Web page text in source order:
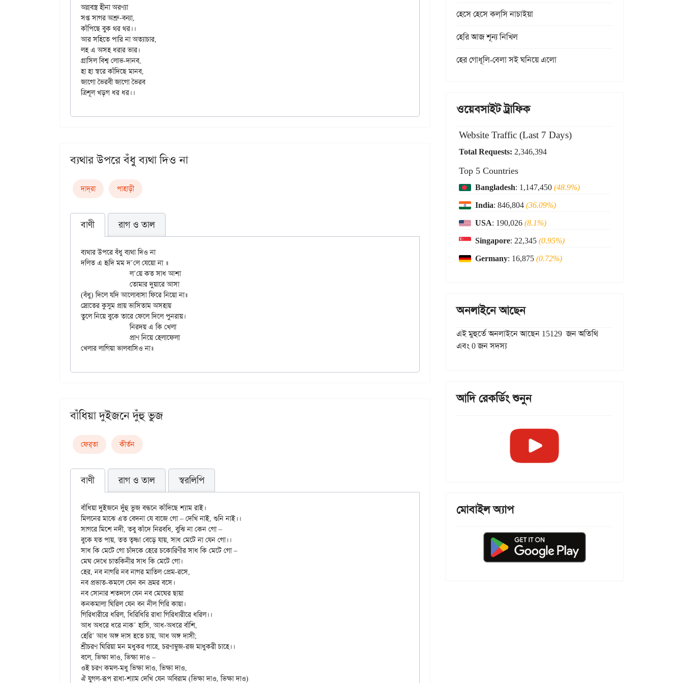
অন্নবস্ত্র হীনা অরণ্যা
সপ্ত সাগর অশ্রু-বন্যা,
কাঁপিছে বুক থর থর।।
আর সহিতে পারি না অত্যাচার,
লহ এ অসহ ধরার ভার।
গ্রাসিল বিশ্ব লোভ-দানব,
হা হা স্বরে কাঁদিছে মানব,
জাগো ভৈরবী জাগো ভৈরব
ব্যথার উপরে বঁধু ব্যথা দিও না
দাদ্‌রা পাহাড়ী
বাণী রাগ ও তাল
ব্যথার উপরে বঁধু ব্যথা দিও না
দলিত এ হৃদি মম দ’লে যেয়ো না ॥
		ল’য়ে কত সাধ আশা
(বঁধু) দিলে যদি আলোবাসা ফিরে নিয়ো না॥
স্রোতের কুসুম প্রায় ভাসিতাম অসহায়
তুলে নিয়ে বুকে তারে ফেলে দিলে পুনরায়।
		নিরদয় এ কি খেলা
বাঁধিয়া দুইজনে দুঁহু ভুজ
ফের্‌তা কীর্তন
বাণী রাগ ও তাল স্বরলিপি
বাঁধিয়া দুইজনে দুঁহু ভুজ বন্ধনে কাঁদিছে শ্যাম রাই।
মিলনের মাঝে এত বেদনা যে বাজে গো – দেখি নাই, শুনি নাই।।
সাগরে মিশে নদী, তবু কাঁদে নিরবধি, বুঝি না কেন গো –
বুকে যত পায়, তত তৃষ্ণা বেড়ে যায়, সাধ মেটে না যেন গো।।
সাধ কি মেটে গো চাঁদকে হেরে চকোরিণীর সাধ কি মেটে গো –
মেঘ দেখে চাতকিনীর সাধ কি মেটে গো।
হের, নব নাগরি নব নাগর মাতিল প্রেম-রসে,
নব প্রভাত-কমলে যেন বন ভ্রমর বসে।
নব সোনার শতদলে যেন নব মেঘের ছায়া
কনকমালা ঘিরিল যেন বন নীল গিরি কায়া।
গিরিধারীরে ধরিল, ধিরিধিরি রাধা গিরিধারীরে ধরিল।।
আধ অধরে ধরে নাক’ হাসি, আধ-অধরে বাঁশি,
হেরি’ আধ অঙ্গ দাস হতে চায়, আধ অঙ্গ দাসী;
শ্রীচরণ ঘিরিয়া মন মধুকর গাহে, চরণাম্বুজ-রজ মাধুকরী চাহে।।
বলে, ভিক্ষা দাও, ভিক্ষা দাও –
ওই চরণ কমল-মধু ভিক্ষা দাও, ভিক্ষা দাও,
ঐ যুগল-রূপ রাধা-শ্যাম দেখি যেন অবিরাম (ভিক্ষা দাও, ভিক্ষা দাও)
হেসে হেসে কল্‌সি নাচাইয়া
হেরি আজ শূন্য নিখিল
হের গোধূলি-বেলা সই ঘনিয়ে এলো
ওয়েবসাইট ট্রাফিক
Website Traffic (Last 7 Days)
Total Requests: 2,346,394
Top 5 Countries
Bangladesh: 1,147,450(48.9%)
India: 846,804(36.09%)
USA: 190,026(8.1%)
Singapore: 22,345(0.95%)
Germany: 16,875(0.72%)
অনলাইনে আছেন
এই মুহুর্তে অনলাইনে আছেন 15129 জন অতিথি
এবং 0 জন সদস্য
আদি রেকর্ডিং শুনুন
মোবাইল অ্যাপ